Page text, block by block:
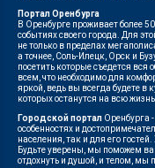
Портал Оренбурга
В Оренбурге проживает более
событиях своего города. Для
не только в пределах
а точнее, Соль-Илецк, Орск и
посетить которые съедется
всем, что необходимо для
яркой, ведь вы всегда будете в
которых останутся на всю
Городской портал Оренбурга
особенностях и
населения, так и для его
Будьте уверены, мы поможем
отдохнуть и душой, и телом, мы